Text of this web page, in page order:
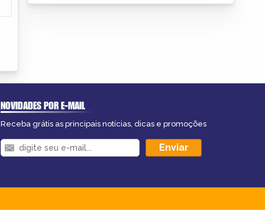
NOVIDADES POR E-MAIL
Receba grátis as principais notícias, dicas e promoções